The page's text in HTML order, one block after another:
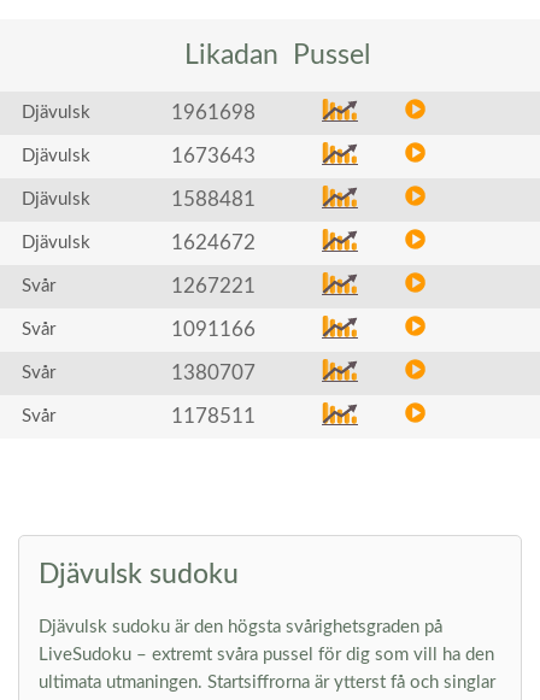
Likadan Pussel
Djävulsk 1961698
Djävulsk 1673643
Djävulsk 1588481
Djävulsk 1624672
Svår 1267221
Svår 1091166
Svår 1380707
Svår 1178511
Djävulsk sudoku
Djävulsk sudoku är den högsta svårighetsgraden på
LiveSudoku – extremt svåra pussel för dig som vill ha den
ultimata utmaningen. Startsiffrorna är ytterst få och singlar